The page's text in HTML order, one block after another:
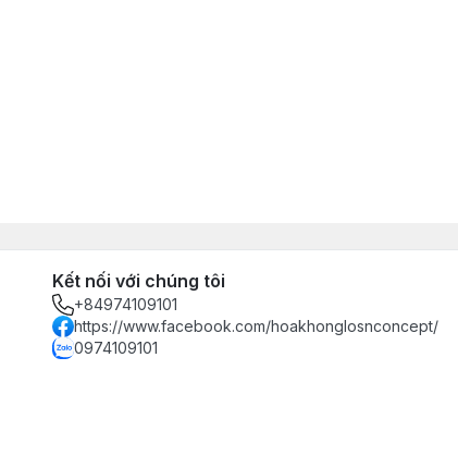
Kết nối với chúng tôi
+84974109101
https://www.facebook.com/hoakhonglosnconcept/
0974109101